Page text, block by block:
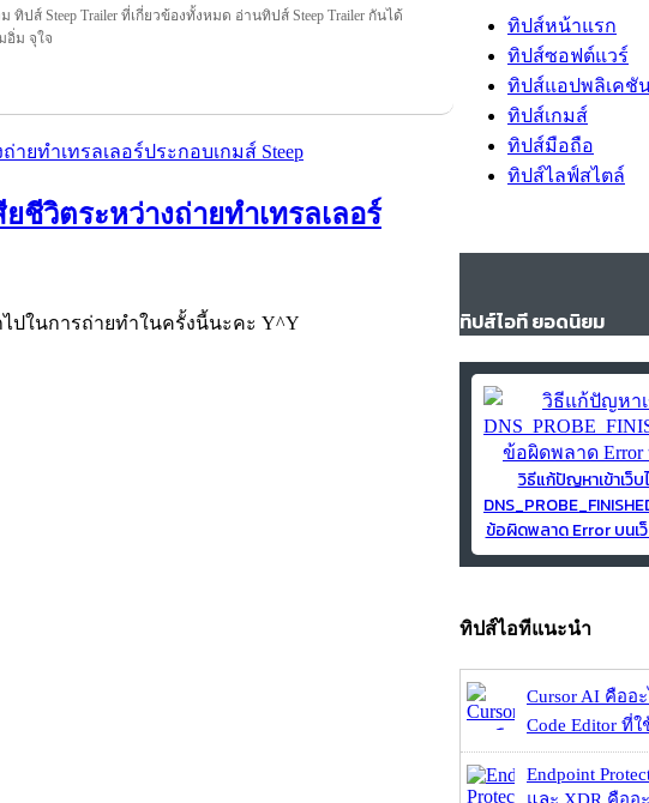
ทิปส์ Steep Trailer ที่เกี่ยวข้องทั้งหมด อ่านทิปส์ Steep Trailer กันได้
อิ่ม จุใจ
ชีวิตระหว่างถ่ายทำเทรลเลอร์
ไปในการถ่ายทำในครั้งนี้นะคะ Y^Y
ทิปส์หน้าแรก
ทิปส์ซอฟต์แวร์
ทิปส์แอปพลิเคชั
ทิปส์เกมส์
ทิปส์มือถือ
ทิปส์ไลฟ์สไตล์
ทิปส์ไอที ยอดนิยม
วิธีแก้ปัญหาเข้าเว็บ
ข้อผิดพลาด Error บนเว็
ทิปส์ไอทีแนะนำ
Cursor AI คืออ
Code Editor ที่
Endpoint